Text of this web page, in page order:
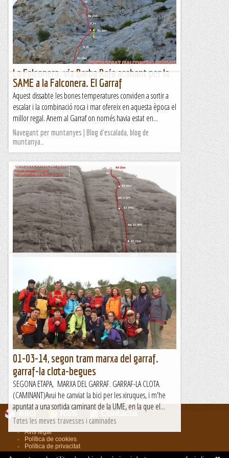
hem quedat amb el Joan per anar a grimpar, ens trobem a
les vuit al Muntanya, a Collbató, quan arriba ho fa sol,...
Jaumegrimp 2
La Falconera. via Barba Roja acabant per la
via Bavaresa
Ressenya original del Joan AsínAquest diumenge he anat
amb la meva filla Aina a descobrir aquesta zona del Garraf,
amb la intenció de fer una escalada ràpida i de...
Sisbemessanapren
SAME a la Falconera. El Garraf
Aquest dissabte les bones temperatures conviden a sortir a
escalar i la combinació roca i mar ofereix en aquesta època el
millor regal. Anem al Garraf on només havia estat en...
Navegant per muntanyes | Blog d'escalada, blog de
muntanya…
Aquest dimecres , amb el Joan Asín i el Toni Gómez, vam
anar a cercar l'ombra de la tarda a la paret de la Falconera, al
parc natural de Sant Llorenç . La veritat és...
Sisbemessanapren
01-03-14, segon tram marxa del garraf.
garraf-la clota-begues
SEGONA ETAPA, MARXA DEL GARRAF. GARRAF-LA CLOTA.
(CAMINANT)Avui he canviat la bici per les xiruques, i m'he
apuntat a una sortida caminant de la UME, en la que el...
Totes les meves travesses i caminades
Inici Contacta
Avís legal.
Política de cookies.
Política de privacitat.